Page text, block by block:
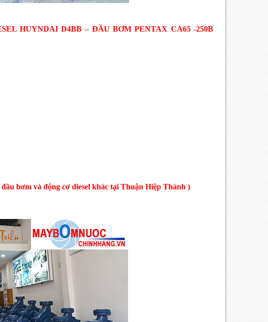
HUYNDAI D4BB – ĐẦU BƠM PENTAX CA65 -250B
bơm và động cơ diesel khác tại Thuận Hiệp Thành )